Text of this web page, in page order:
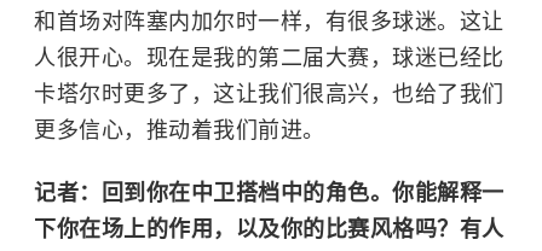
和首场对阵塞内加尔时一样，有很多球迷。这让
人很开心。现在是我的第二届大赛，球迷已经比
卡塔尔时更多了，这让我们很高兴，也给了我们
更多信心，推动着我们前进。
记者：回到你在中卫搭档中的角色。你能解释一
下你在场上的作用，以及你的比赛风格吗？有人